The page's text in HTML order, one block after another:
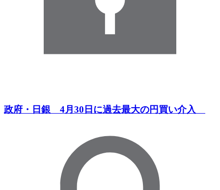
政府・日銀 4月30日に過去最大の円買い介入